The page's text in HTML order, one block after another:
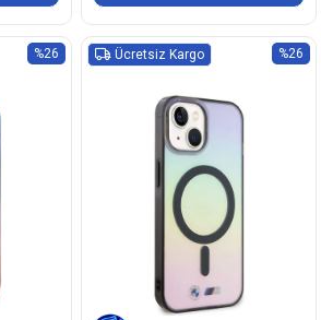
%26 %26
Ücretsiz Kargo